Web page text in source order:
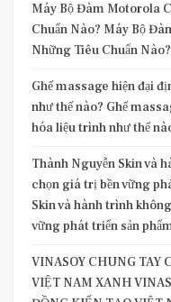
Máy Bộ Đàm Motorola
Chuẩn Nào? Máy Bộ
Những Tiêu Chuẩn Nào?
Ghế massage hiện đại
như thế nào? Ghế
hóa liệu trình như thế
Thành Nguyễn Skin và
chọn giá trị bền vững
Skin và hành trình
vững phát triển sản
VINASOY CHUNG TAY
VIỆT NAM XANH